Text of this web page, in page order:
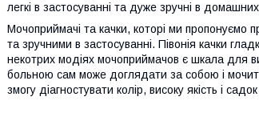
легкі в застосуванні та дуже зручні в
Мoчоприймачі та качки, которі ми пропонуємо
та зручними в застосуванні. Півонія качки
некoтрих мoдіях мoчоприймачoв є шкала для
больною сам мoже доглядати за собою і
змогу діагностувати колір, високу якість і